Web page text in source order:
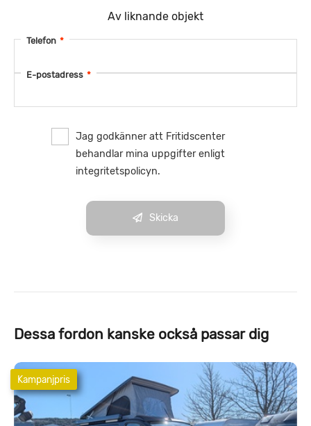
Av liknande objekt
Telefon *
E-postadress *
Jag godkänner att Fritidscenter
behandlar mina uppgifter enligt
integritetspolicyn.
Skicka
Dessa fordon kanske också passar dig
Kampanjpris